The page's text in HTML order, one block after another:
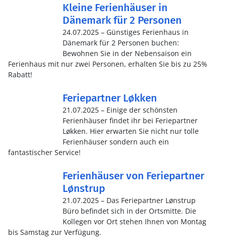
Kleine Ferienhäuser in
Dänemark für 2 Personen
24.07.2025 – Günstiges Ferienhaus in
Dänemark für 2 Personen buchen:
Bewohnen Sie in der Nebensaison ein
Ferienhaus mit nur zwei Personen, erhalten Sie bis zu 25%
Rabatt!
Feriepartner Løkken
21.07.2025 – Einige der schönsten
Ferienhäuser findet ihr bei Feriepartner
Løkken. Hier erwarten Sie nicht nur tolle
Ferienhäuser sondern auch ein
fantastischer Service!
Ferienhäuser von Feriepartner
Lønstrup
21.07.2025 – Das Feriepartner Lønstrup
Büro befindet sich in der Ortsmitte. Die
Kollegen vor Ort stehen Ihnen von Montag
bis Samstag zur Verfügung.